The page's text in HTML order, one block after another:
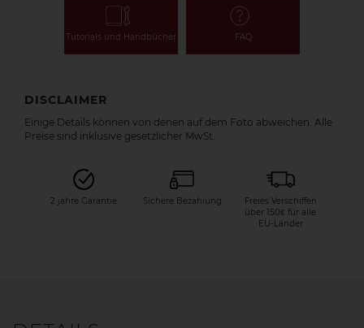
Tutorials und Handbücher FAQ
DISCLAIMER
Einige Details können von denen auf dem Foto abweichen. Alle
Preise sind inklusive gesetzlicher MwSt.
2 jahre Garantie Sichere Bezahiung
Freies Verschiffen
über 150€ für alle
EU-Länder